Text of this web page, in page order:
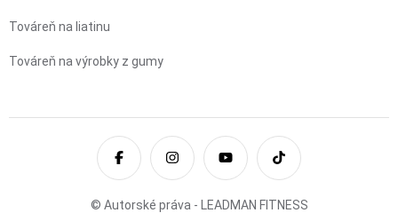
Továreň na liatinu
Továreň na výrobky z gumy
© Autorské práva - LEADMAN FITNESS